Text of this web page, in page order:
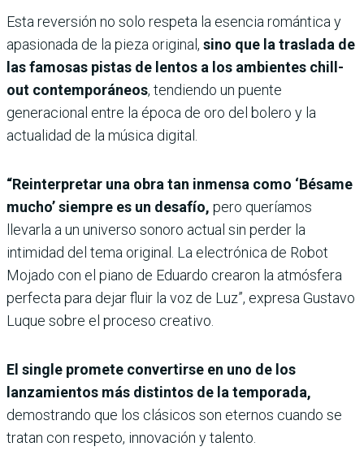
Esta reversión no solo respeta la esencia romántica y
apasionada de la pieza original, sino que la traslada de
las famosas pistas de lentos a los ambientes chill-
out contemporáneos, tendiendo un puente
generacional entre la época de oro del bolero y la
actualidad de la música digital.
“Reinterpretar una obra tan inmensa como ‘Bésame
mucho’ siempre es un desafío, pero queríamos
llevarla a un universo sonoro actual sin perder la
intimidad del tema original. La electrónica de Robot
Mojado con el piano de Eduardo crearon la atmósfera
perfecta para dejar fluir la voz de Luz”, expresa Gustavo
Luque sobre el proceso creativo.
El single promete convertirse en uno de los
lanzamientos más distintos de la temporada,
demostrando que los clásicos son eternos cuando se
tratan con respeto, innovación y talento.